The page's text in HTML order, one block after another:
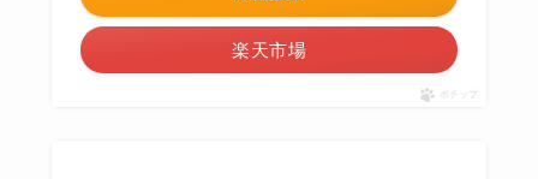
楽天市場
ポチップ